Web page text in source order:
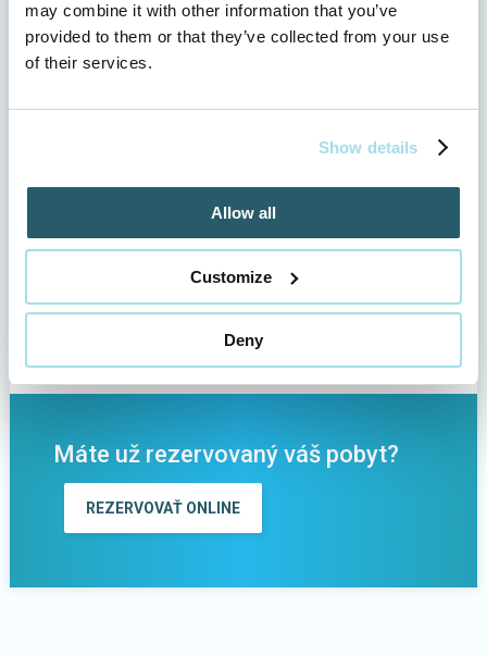
may combine it with other information that you’ve
provided to them or that they’ve collected from your use
of their services.
Show details
Allow all
Customize
Deny
Alebo si pozri niektorý z našich pobytových
balíkov:
Superpobyt v Aquatermal: neobmedzený
Relax seniorov v Aquatermal: neobmedzený
wellness a celá penzia cez týždeň
wellness, masáž a polpenzia
Zdieľajte tento článok s priateľmi
Máte už rezervovaný váš pobyt?
REZERVOVAŤ ONLINE